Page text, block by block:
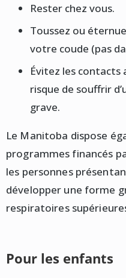
Rester chez vous.
Toussez ou
votre coude (pas
Évitez les contacts
risque de souffrir
grave.
Le Manitoba dispose
programmes financés
les personnes
développer une forme
respiratoires
Pour les enfants